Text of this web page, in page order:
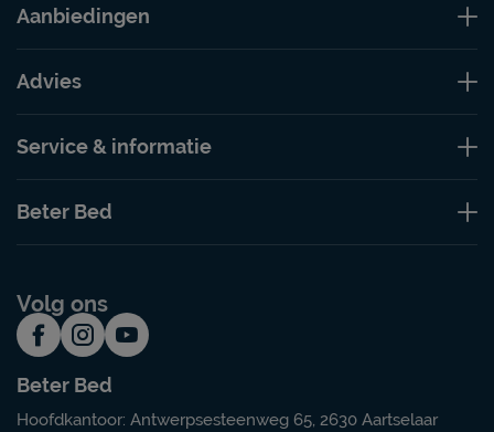
Aanbiedingen
Advies
Service & informatie
Beter Bed
Volg ons
Beter Bed
Hoofdkantoor: Antwerpsesteenweg 65, 2630 Aartselaar